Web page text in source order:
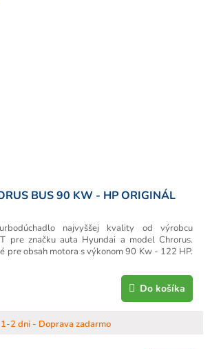
BUS 90 KW - HP ORIGINÁL
1-2 dni - Doprava zadarmo
Do košíka
najvyššej kvality od výrobcu
pre značku auta Hyundai a model Chrorus.
pre obsah motora s výkonom 90 Kw - 122 HP.